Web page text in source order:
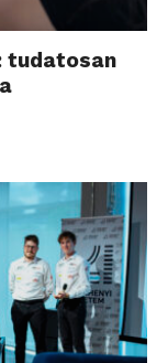
tudatosan